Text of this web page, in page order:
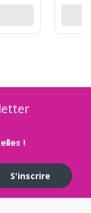
!
S'inscrire